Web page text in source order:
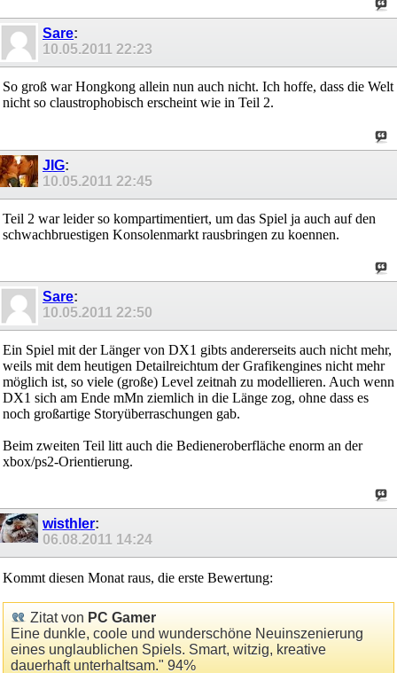
Sare:
10.05.2011 22:23
So groß war Hongkong allein nun auch nicht. Ich hoffe, dass die Welt
nicht so claustrophobisch erscheint wie in Teil 2.
JIG:
10.05.2011 22:45
Teil 2 war leider so kompartimentiert, um das Spiel ja auch auf den
schwachbruestigen Konsolenmarkt rausbringen zu koennen.
Sare:
10.05.2011 22:50
Ein Spiel mit der Länger von DX1 gibts andererseits auch nicht mehr,
weils mit dem heutigen Detailreichtum der Grafikengines nicht mehr
möglich ist, so viele (große) Level zeitnah zu modellieren. Auch wenn
DX1 sich am Ende mMn ziemlich in die Länge zog, ohne dass es
noch großartige Storyüberraschungen gab.
Beim zweiten Teil litt auch die Bedieneroberfläche enorm an der
xbox/ps2-Orientierung.
wisthler:
06.08.2011 14:24
Kommt diesen Monat raus, die erste Bewertung:
Zitat von PC Gamer
Eine dunkle, coole und wunderschöne Neuinszenierung
eines unglaublichen Spiels. Smart, witzig, kreative
dauerhaft unterhaltsam." 94%